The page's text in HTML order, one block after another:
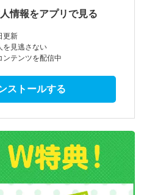
情報をアプリで見る
更新
を見逃さない
ンテンツを配信中
ストールする